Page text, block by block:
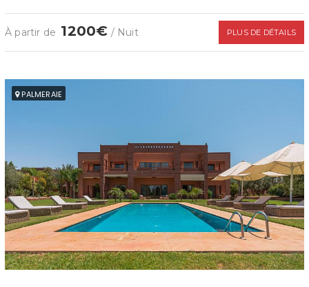
À partir de 1200€ / Nuit PLUS DE DÉTAILS
PALMERAIE